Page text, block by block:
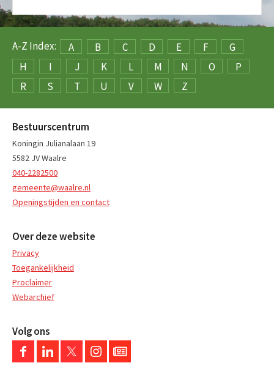
A-Z Index: A B C D E F
G
H
I J K L M N O
P
R
S T U V W Z
Bestuurscentrum
Koningin Julianalaan 19
5582 JV Waalre
040-2282500
gemeente@waalre.nl
Openingstijden en contact
Over deze website
Privacy
Toegankelijkheid
Proclaimer
Webarchief
Volg ons